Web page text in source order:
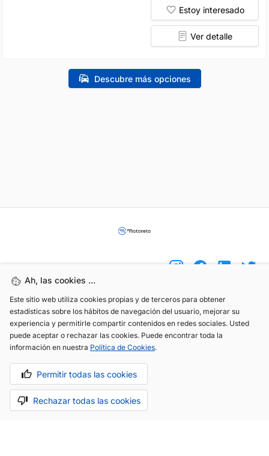
Estoy interesado
Ver detalle
Descubre más opciones
Ah, las cookies ...
Este sitio web utiliza cookies propias y de terceros para obtener
estadísticas sobre los hábitos de navegación del usuario, mejorar su
experiencia y permitirle compartir contenidos en redes sociales. Usted
puede aceptar o rechazar las cookies. Puede encontrar toda la
información en nuestra Política de Cookies.
Permitir todas las cookies
Rechazar todas las cookies
(+34) 744 408 070
info@motoreto.com
Aviso legal Política de cookies